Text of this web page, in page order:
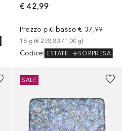
€ 42,99
Prezzo più basso € 37,99
18 g (€ 238,83 / 100 g)
Codice: ESTATE SORPRESA
SALE
+6